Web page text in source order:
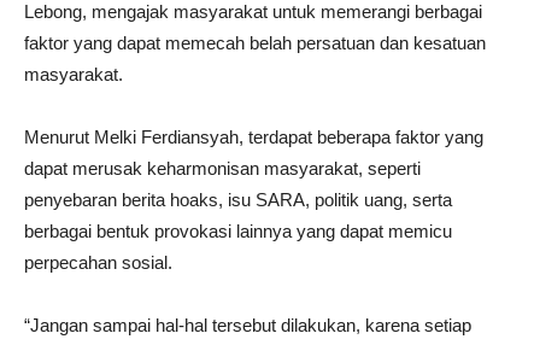
Lebong, mengajak masyarakat untuk memerangi berbagai
faktor yang dapat memecah belah persatuan dan kesatuan
masyarakat.
Menurut Melki Ferdiansyah, terdapat beberapa faktor yang
dapat merusak keharmonisan masyarakat, seperti
penyebaran berita hoaks, isu SARA, politik uang, serta
berbagai bentuk provokasi lainnya yang dapat memicu
perpecahan sosial.
“Jangan sampai hal-hal tersebut dilakukan, karena setiap